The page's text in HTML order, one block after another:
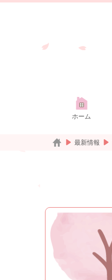
ホーム
最新情報